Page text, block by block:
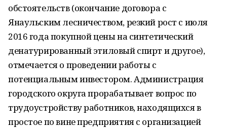
обстоятельств (окончание договора с
Янаульским лесничеством, резкий рост с июля
2016 года покупной цены на синтетический
денатурированный этиловый спирт и другое),
отмечается о проведении работы с
потенциальным инвестором. Администрация
городского округа прорабатывает вопрос по
трудоустройству работников, находящихся в
простое по вине предприятия с организацией